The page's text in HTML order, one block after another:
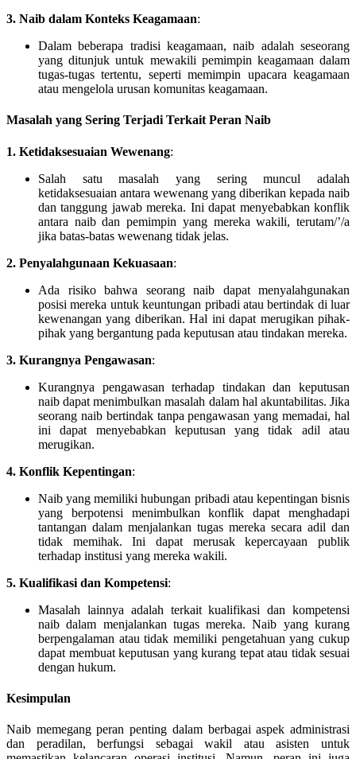
3. Naib dalam Konteks Keagamaan:
Dalam beberapa tradisi keagamaan, naib adalah seseorang
yang ditunjuk untuk mewakili pemimpin keagamaan dalam
tugas-tugas tertentu, seperti memimpin upacara keagamaan
atau mengelola urusan komunitas keagamaan.
Masalah yang Sering Terjadi Terkait Peran Naib
1. Ketidaksesuaian Wewenang:
Salah satu masalah yang sering muncul adalah
ketidaksesuaian antara wewenang yang diberikan kepada naib
dan tanggung jawab mereka. Ini dapat menyebabkan konflik
antara naib dan pemimpin yang mereka wakili, terutam/’/a
jika batas-batas wewenang tidak jelas.
2. Penyalahgunaan Kekuasaan:
Ada risiko bahwa seorang naib dapat menyalahgunakan
posisi mereka untuk keuntungan pribadi atau bertindak di luar
kewenangan yang diberikan. Hal ini dapat merugikan pihak-
pihak yang bergantung pada keputusan atau tindakan mereka.
3. Kurangnya Pengawasan:
Kurangnya pengawasan terhadap tindakan dan keputusan
naib dapat menimbulkan masalah dalam hal akuntabilitas. Jika
seorang naib bertindak tanpa pengawasan yang memadai, hal
ini dapat menyebabkan keputusan yang tidak adil atau
merugikan.
4. Konflik Kepentingan:
Naib yang memiliki hubungan pribadi atau kepentingan bisnis
yang berpotensi menimbulkan konflik dapat menghadapi
tantangan dalam menjalankan tugas mereka secara adil dan
tidak memihak. Ini dapat merusak kepercayaan publik
terhadap institusi yang mereka wakili.
5. Kualifikasi dan Kompetensi:
Masalah lainnya adalah terkait kualifikasi dan kompetensi
naib dalam menjalankan tugas mereka. Naib yang kurang
berpengalaman atau tidak memiliki pengetahuan yang cukup
dapat membuat keputusan yang kurang tepat atau tidak sesuai
dengan hukum.
Kesimpulan
Naib memegang peran penting dalam berbagai aspek administrasi
dan peradilan, berfungsi sebagai wakil atau asisten untuk